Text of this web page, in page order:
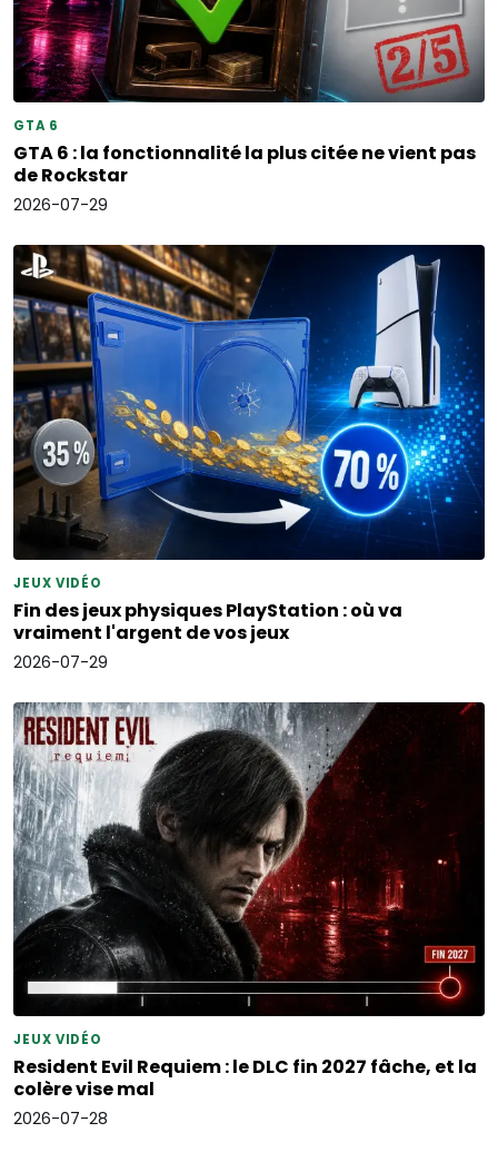
GTA 6
GTA 6 : la fonctionnalité la plus citée ne vient pas
de Rockstar
2026-07-29
JEUX VIDÉO
Fin des jeux physiques PlayStation : où va
vraiment l'argent de vos jeux
2026-07-29
JEUX VIDÉO
Resident Evil Requiem : le DLC fin 2027 fâche, et la
colère vise mal
2026-07-28